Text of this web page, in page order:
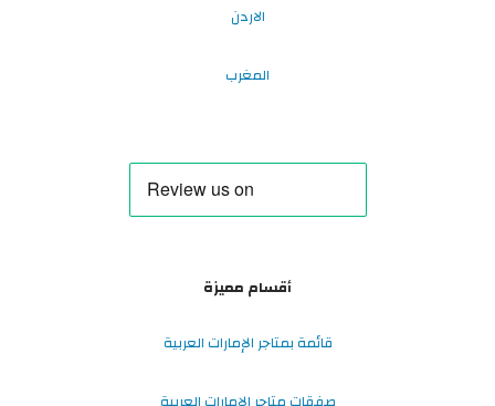
الاردن
المغرب
أقسام مميزة
قائمة بمتاجر الإمارات العربية